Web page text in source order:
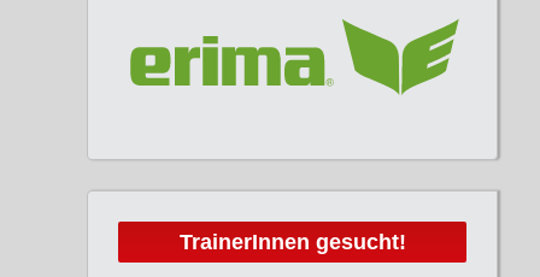
TrainerInnen gesucht!